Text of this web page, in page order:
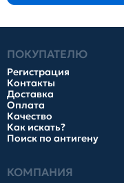
ПОКУПАТЕЛЮ
Регистрация
Контакты
Доставка
Оплата
Качество
Как искать?
Поиск по антигену
КОМПАНИЯ